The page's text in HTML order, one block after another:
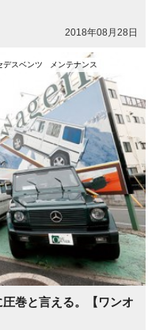
2018年08月28日
巻と言える。【ワンオ
デスベンツ メンテナンス